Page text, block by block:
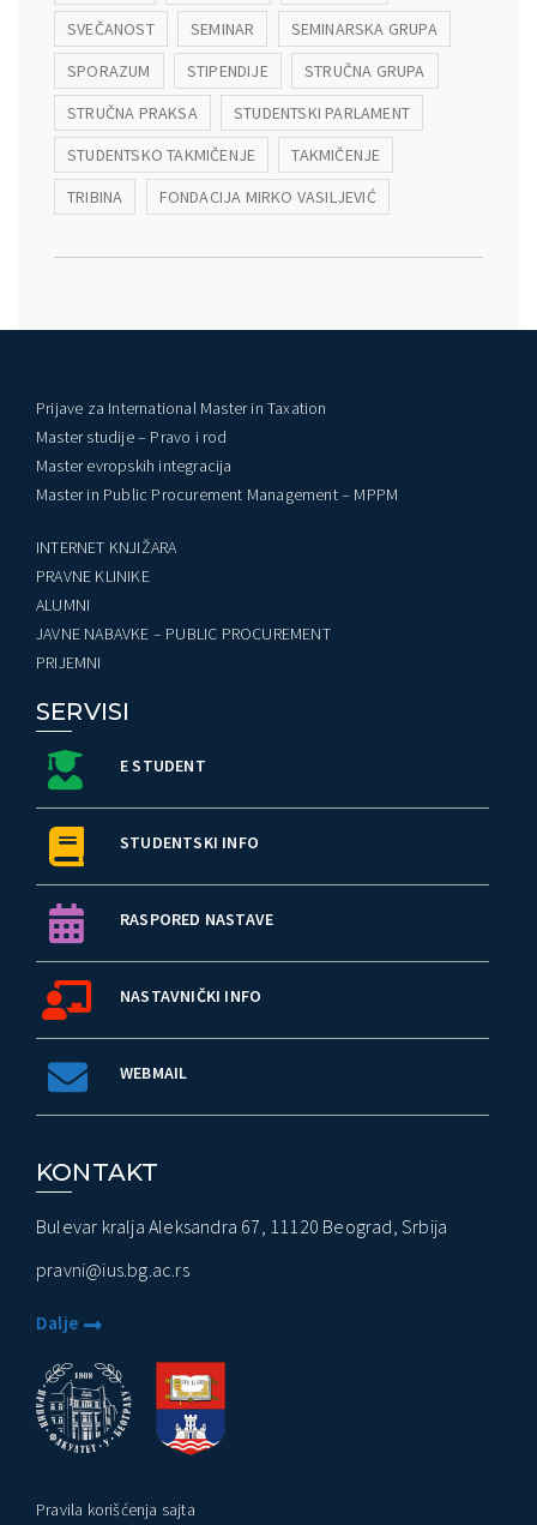
SVEČANOST
SEMINAR
SEMINARSKA GRUPA
SPORAZUM
STIPENDIJE
STRUČNA GRUPA
STRUČNA PRAKSA
STUDENTSKI PARLAMENT
STUDENTSKO TAKMIČENJE
TAKMIČENJE
TRIBINA
FONDACIJA MIRKO VASILJEVIĆ
Prijave za International Master in Taxation
Master studije – Pravo i rod
Master evropskih integracija
Master in Public Procurement Management – MPPM
INTERNET KNJIŽARA
PRAVNE KLINIKE
ALUMNI
JAVNE NABAVKE – PUBLIC PROCUREMENT
PRIJEMNI
SERVISI
E STUDENT
STUDENTSKI INFO
RASPORED NASTAVE
NASTAVNIČKI INFO
WEBMAIL
KONTAKT
Bulevar kralja Aleksandra 67, 11120 Beograd, Srbija
pravni@ius.bg.ac.rs
Dalje
Pravila korišćenja sajta